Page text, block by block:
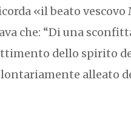
«il beato vescovo
che: “Di una
dello spirito
alleato